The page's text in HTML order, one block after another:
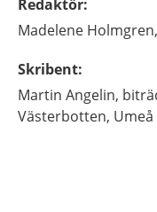
Redaktör:
Madelene Holmgren,
Skribent:
Martin Angelin,
Västerbotten, Umeå